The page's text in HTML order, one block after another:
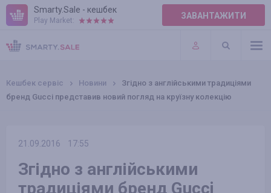
Smarty.Sale - кешбек
Play Market: ЗАВАНТАЖИТИ
ПРАВИЛА
ПЛАГІНИ
Кешбек сервіс Новини
Згідно з англійськими традиціями
бренд Gucci представив новий погляд на круїзну колекцію
21.09.2016 17:55
Згідно з англійськими
традиціями бренд Gucci